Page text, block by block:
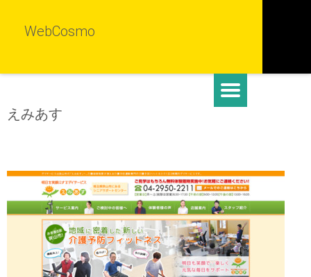
WebCosmo
えみあす